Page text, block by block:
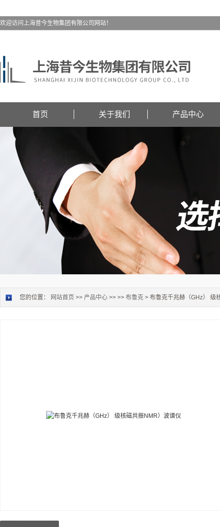
欢迎访问上海昔今生物集团有限公司网站！
首页 关于我们 产品中心
您的位置： 网站首页 >> 产品中心 >> >> 布鲁克 > 布鲁克千兆赫（GHz） 级